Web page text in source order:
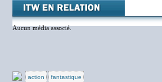
Aucun média associé.
action fantastique